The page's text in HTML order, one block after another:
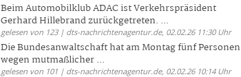
Beim Automobilklub ADAC ist Verkehrspräsident
Gerhard Hillebrand zurückgetreten. ...
gelesen von 123 | dts-nachrichtenagentur.de, 02.02.26 11:30 Uhr
Die Bundesanwaltschaft hat am Montag fünf Personen
wegen mutmaßlicher ...
gelesen von 101 | dts-nachrichtenagentur.de, 02.02.26 10:14 Uhr